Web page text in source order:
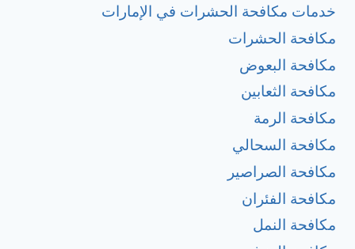
خدمات مكافحة الحشرات في الإمارات
مكافحة الحشرات
مكافحة البعوض
مكافحة الثعابين
مكافحة الرمة
مكافحة السحالي
مكافحة الصراصير
مكافحة الفئران
مكافحة النمل